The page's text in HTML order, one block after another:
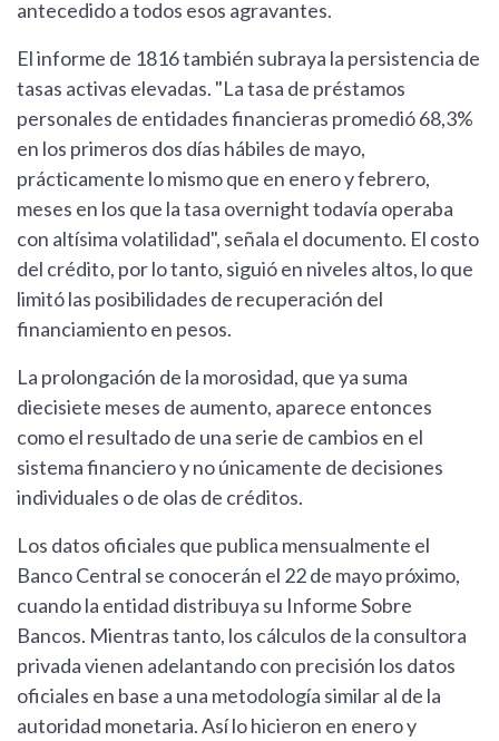
antecedido a todos esos agravantes.
El informe de 1816 también subraya la persistencia de
tasas activas elevadas. "La tasa de préstamos
personales de entidades financieras promedió 68,3%
en los primeros dos días hábiles de mayo,
prácticamente lo mismo que en enero y febrero,
meses en los que la tasa overnight todavía operaba
con altísima volatilidad", señala el documento. El costo
del crédito, por lo tanto, siguió en niveles altos, lo que
limitó las posibilidades de recuperación del
financiamiento en pesos.
La prolongación de la morosidad, que ya suma
diecisiete meses de aumento, aparece entonces
como el resultado de una serie de cambios en el
sistema financiero y no únicamente de decisiones
individuales o de olas de créditos.
Los datos oficiales que publica mensualmente el
Banco Central se conocerán el 22 de mayo próximo,
cuando la entidad distribuya su Informe Sobre
Bancos. Mientras tanto, los cálculos de la consultora
privada vienen adelantando con precisión los datos
oficiales en base a una metodología similar al de la
autoridad monetaria. Así lo hicieron en enero y